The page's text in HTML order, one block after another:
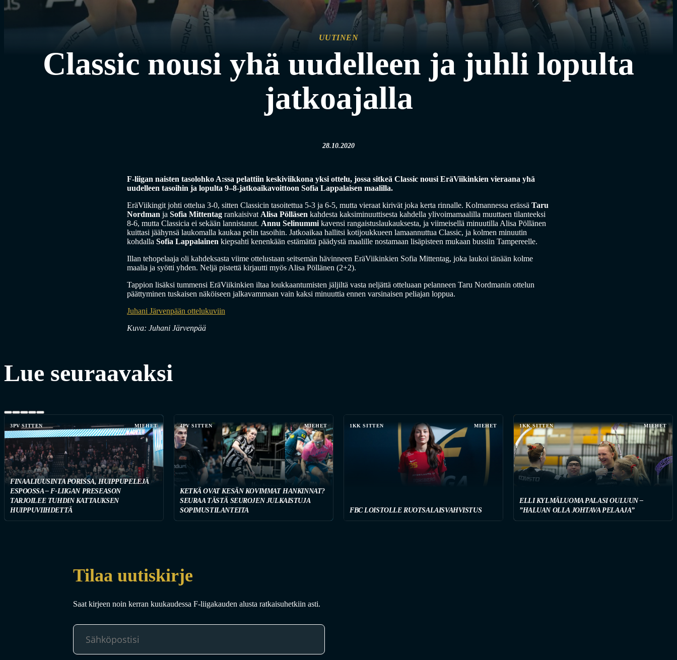
UUTINEN
Classic nousi yhä uudelleen ja juhli lopulta
jatkoajalla
28.10.2020
F-liigan naisten tasolohko A:ssa pelattiin keskiviikkona yksi ottelu, jossa sitkeä Classic nousi EräViikinkien vieraana yhä
uudelleen tasoihin ja lopulta 9–8-jatkoaikavoittoon Sofia Lappalaisen maalilla.
EräViikingit johti ottelua 3-0, sitten Classicin tasoitettua 5-3 ja 6-5, mutta vieraat kirivät joka kerta rinnalle. Kolmannessa erässä Taru
Nordman ja Sofia Mittentag rankaisivat Alisa Pölläsen kahdesta kaksiminuuttisesta kahdella ylivoimamaalilla muuttaen tilanteeksi
8-6, mutta Classicia ei sekään lannistanut. Annu Selinummi kavensi rangaistuslaukauksesta, ja viimeisellä minuutilla Alisa Pöllänen
kuittasi jäähynsä laukomalla kaukaa pelin tasoihin. Jatkoaikaa hallitsi kotijoukkueen lamaannuttua Classic, ja kolmen minuutin
kohdalla Sofia Lappalainen kiepsahti kenenkään estämättä päädystä maalille nostamaan lisäpisteen mukaan bussiin Tampereelle.
Illan tehopelaaja oli kahdeksasta viime ottelustaan seitsemän hävinneen EräViikinkien Sofia Mittentag, joka laukoi tänään kolme
maalia ja syötti yhden. Neljä pistettä kirjautti myös Alisa Pöllänen (2+2).
Tappion lisäksi tummensi EräViikinkien iltaa loukkaantumisten jäljiltä vasta neljättä otteluaan pelanneen Taru Nordmanin ottelun
päättyminen tuskaisen näköiseen jalkavammaan vain kaksi minuuttia ennen varsinaisen peliajan loppua.
Juhani Järvenpään ottelukuviin
Kuva: Juhani Järvenpää
Lue seuraavaksi
3PV SITTEN MIEHET
FINAALIUUSINTA PORISSA, HUIPPUPELEJÄ
ESPOOSSA – F-LIIGAN PRESEASON
TARJOILEE TUHDIN KATTAUKSEN
HUIPPUVIIHDETTÄ
4PV SITTEN MIEHET
KETKÄ OVAT KESÄN KOVIMMAT HANKINNAT?
SEURAA TÄSTÄ SEUROJEN JULKAISTUJA
SOPIMUSTILANTEITA
1KK SITTEN MIEHET
FBC LOISTOLLE RUOTSALAISVAHVISTUS
1KK SITTEN MIEHET
ELLI KYLMÄLUOMA PALASI OULUUN –
”HALUAN OLLA JOHTAVA PELAAJA”
Tilaa uutiskirje
Saat kirjeen noin kerran kuukaudessa F-liigakauden alusta ratkaisuhetkiin asti.